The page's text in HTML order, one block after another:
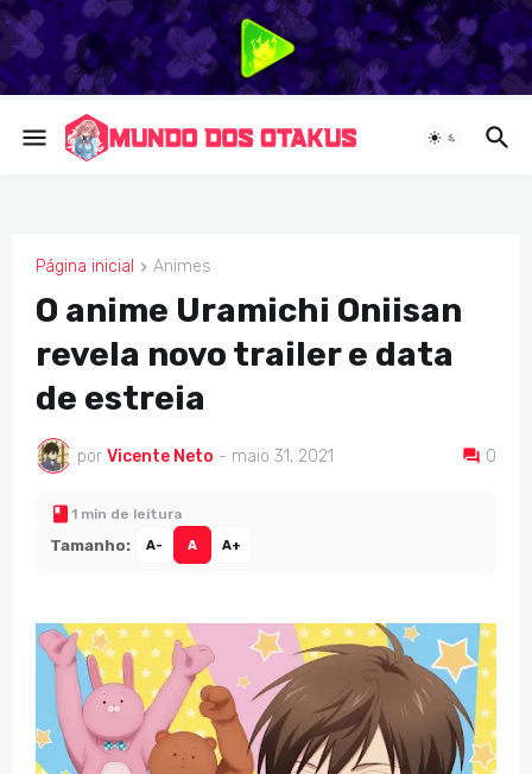
Página inicial Animes
ANIMES
O anime Uramichi Oniisan
revela novo trailer e data
de estreia
por Vicente Neto - maio 31, 2021 0
1 min de leitura
Tamanho: A- A A+